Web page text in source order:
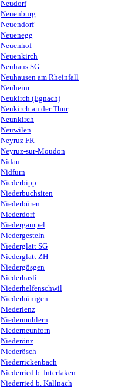
Neudorf
Neuenburg
Neuendorf
Neuenegg
Neuenhof
Neuenkirch
Neuhaus SG
Neuhausen am Rheinfall
Neuheim
Neukirch (Egnach)
Neukirch an der Thur
Neunkirch
Neuwilen
Neyruz FR
Neyruz-sur-Moudon
Nidau
Nidfurn
Niederbipp
Niederbuchsiten
Niederbüren
Niederdorf
Niedergampel
Niedergesteln
Niederglatt SG
Niederglatt ZH
Niedergösgen
Niederhasli
Niederhelfenschwil
Niederhünigen
Niederlenz
Niedermuhlern
Niederneunforn
Niederönz
Niederösch
Niederrickenbach
Niederried b. Interlaken
Niederried b. Kallnach